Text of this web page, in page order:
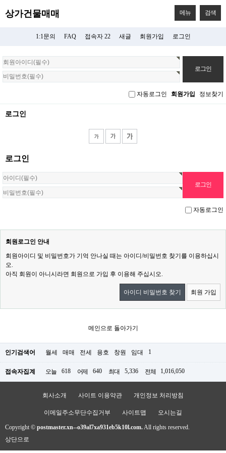
상가건물매매 메뉴 검색
1:1문의 FAQ 접속자 22 새글 회원가입 로그인
회
원
로
자동로그인 회원가입 정보찾기
로그인
로그인
자동로그인
회원로그인 안내
회원아이디 및 비밀번호가 기억 안나실 때는 아이디/비밀번호 찾기를 이용하십시
오.
아직 회원이 아니시라면 회원으로 가입 후 이용해 주십시오.
아이디 비밀번호 찾기 회원 가입
메인으로 돌아가기
인기검색어 월세 매매 전세 용호 창원 임대 1
접속자집계 오늘 618 어제 640 최대 5,336 전체 1,016,050
회사소개 사이트 이용약관 개인정보 처리방침
이메일주소무단수집거부 사이트맵 오시는길
Copyright © postmaster.xn--o39al7xa931eb5k10l.com.All rights reserved.
상단으로